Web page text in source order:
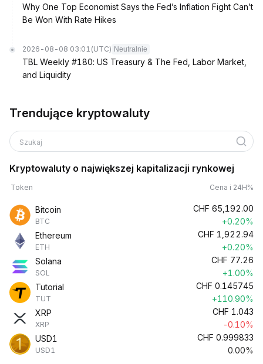
Why One Top Economist Says the Fed’s Inflation Fight Can’t
Be Won With Rate Hikes
2026-08-08 03:01 (UTC) Neutralnie
TBL Weekly #180: US Treasury & The Fed, Labor Market,
and Liquidity
Trendujące kryptowaluty
Szukaj
Kryptowaluty o największej kapitalizacji rynkowej
Token Cena i 24H%
Bitcoin
BTC
CHF 65,192.00
+0.20%
Ethereum
ETH
CHF 1,922.94
+0.20%
Solana
SOL
CHF 77.26
+1.00%
Tutorial
TUT
CHF 0.145745
+110.90%
XRP
XRP
CHF 1.043
-0.10%
USD1
USD1
CHF 0.999833
0.00%